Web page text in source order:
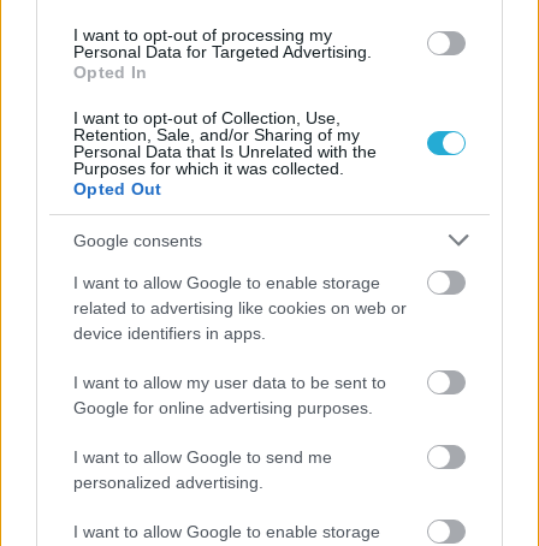
I want to opt-out of processing my
Personal Data for Targeted Advertising.
Opted In
I want to opt-out of Collection, Use,
Retention, Sale, and/or Sharing of my
Personal Data that Is Unrelated with the
Purposes for which it was collected.
Opted Out
Google consents
I want to allow Google to enable storage
related to advertising like cookies on web or
device identifiers in apps.
I want to allow my user data to be sent to
Google for online advertising purposes.
I want to allow Google to send me
personalized advertising.
I want to allow Google to enable storage